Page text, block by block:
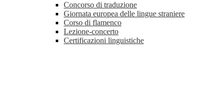
Concorso di traduzione
Giornata europea delle lingue straniere
Corso di flamenco
Lezione-concerto
Certificazioni linguistiche